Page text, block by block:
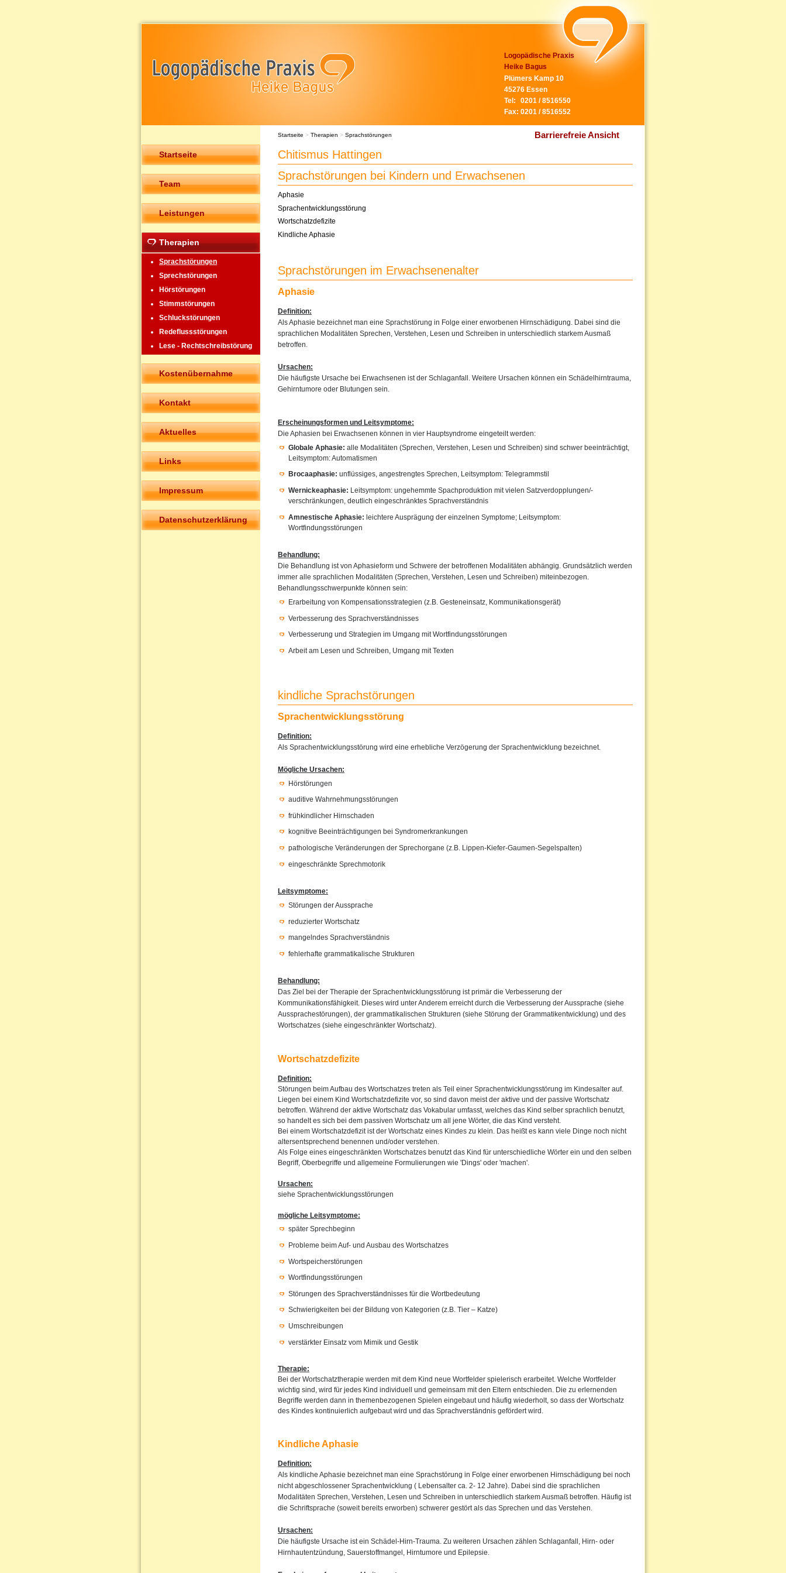
Logopädische Praxis
Heike Bagus
Plümers Kamp 10
45276 Essen
Tel:
0201 / 8516550
Fax: 0201 / 8516552
Barrierefreie Ansicht
Startseite
Team
Leistungen
Therapien
Sprachstörungen
Sprechstörungen
Hörstörungen
Stimmstörungen
Schluckstörungen
Redeflussstörungen
Lese - Rechtschreibstörung
Kostenübernahme
Kontakt
Aktuelles
Links
Impressum
Datenschutzerklärung
Startseite > Therapien > Sprachstörungen
Chitismus Hattingen
Sprachstörungen bei Kindern und Erwachsenen
Aphasie
Sprachentwicklungsstörung
Wortschatzdefizite
Kindliche Aphasie
Sprachstörungen im Erwachsenenalter
Aphasie
Definition:
Als Aphasie bezeichnet man eine Sprachstörung in Folge einer erworbenen Hirnschädigung. Dabei sind die
sprachlichen Modalitäten Sprechen, Verstehen, Lesen und Schreiben in unterschiedlich starkem Ausmaß
betroffen.
Ursachen:
Die häufigste Ursache bei Erwachsenen ist der Schlaganfall. Weitere Ursachen können ein Schädelhirntrauma,
Gehirntumore oder Blutungen sein.
Erscheinungsformen und Leitsymptome:
Die Aphasien bei Erwachsenen können in vier Hauptsyndrome eingeteilt werden:
Globale Aphasie: alle Modalitäten (Sprechen, Verstehen, Lesen und Schreiben) sind schwer beeinträchtigt,
Leitsymptom: Automatismen
Brocaaphasie: unflüssiges, angestrengtes Sprechen, Leitsymptom: Telegrammstil
Wernickeaphasie: Leitsymptom: ungehemmte Spachproduktion mit vielen Satzverdopplungen/-
verschränkungen, deutlich eingeschränktes Sprachverständnis
Amnestische Aphasie: leichtere Ausprägung der einzelnen Symptome; Leitsymptom:
Wortfindungsstörungen
Behandlung:
Die Behandlung ist von Aphasieform und Schwere der betroffenen Modalitäten abhängig. Grundsätzlich werden
immer alle sprachlichen Modalitäten (Sprechen, Verstehen, Lesen und Schreiben) miteinbezogen.
Behandlungsschwerpunkte können sein:
Erarbeitung von Kompensationsstrategien (z.B. Gesteneinsatz, Kommunikationsgerät)
Verbesserung des Sprachverständnisses
Verbesserung und Strategien im Umgang mit Wortfindungsstörungen
Arbeit am Lesen und Schreiben, Umgang mit Texten
kindliche Sprachstörungen
Sprachentwicklungsstörung
Definition:
Als Sprachentwicklungsstörung wird eine erhebliche Verzögerung der Sprachentwicklung bezeichnet.
Mögliche Ursachen:
Hörstörungen
auditive Wahrnehmungsstörungen
frühkindlicher Hirnschaden
kognitive Beeinträchtigungen bei Syndromerkrankungen
pathologische Veränderungen der Sprechorgane (z.B. Lippen-Kiefer-Gaumen-Segelspalten)
eingeschränkte Sprechmotorik
Leitsymptome:
Störungen der Aussprache
reduzierter Wortschatz
mangelndes Sprachverständnis
fehlerhafte grammatikalische Strukturen
Behandlung:
Das Ziel bei der Therapie der Sprachentwicklungsstörung ist primär die Verbesserung der
Kommunikationsfähigkeit. Dieses wird unter Anderem erreicht durch die Verbesserung der Aussprache (siehe
Aussprachestörungen), der grammatikalischen Strukturen (siehe Störung der Grammatikentwicklung) und des
Wortschatzes (siehe eingeschränkter Wortschatz).
Wortschatzdefizite
Definition:
Störungen beim Aufbau des Wortschatzes treten als Teil einer Sprachentwicklungsstörung im Kindesalter auf.
Liegen bei einem Kind Wortschatzdefizite vor, so sind davon meist der aktive und der passive Wortschatz
betroffen. Während der aktive Wortschatz das Vokabular umfasst, welches das Kind selber sprachlich benutzt,
so handelt es sich bei dem passiven Wortschatz um all jene Wörter, die das Kind versteht.
Bei einem Wortschatzdefizit ist der Wortschatz eines Kindes zu klein. Das heißt es kann viele Dinge noch nicht
altersentsprechend benennen und/oder verstehen.
Als Folge eines eingeschränkten Wortschatzes benutzt das Kind für unterschiedliche Wörter ein und den selben
Begriff, Oberbegriffe und allgemeine Formulierungen wie 'Dings' oder 'machen'.
Ursachen:
siehe Sprachentwicklungsstörungen
mögliche Leitsymptome:
später Sprechbeginn
Probleme beim Auf- und Ausbau des Wortschatzes
Wortspeicherstörungen
Wortfindungsstörungen
Störungen des Sprachverständnisses für die Wortbedeutung
Schwierigkeiten bei der Bildung von Kategorien (z.B. Tier – Katze)
Umschreibungen
verstärkter Einsatz vom Mimik und Gestik
Therapie:
Bei der Wortschatztherapie werden mit dem Kind neue Wortfelder spielerisch erarbeitet. Welche Wortfelder
wichtig sind, wird für jedes Kind individuell und gemeinsam mit den Eltern entschieden. Die zu erlernenden
Begriffe werden dann in themenbezogenen Spielen eingebaut und häufig wiederholt, so dass der Wortschatz
des Kindes kontinuierlich aufgebaut wird und das Sprachverständnis gefördert wird.
Kindliche Aphasie
Definition:
Als kindliche Aphasie bezeichnet man eine Sprachstörung in Folge einer erworbenen Hirnschädigung bei noch
nicht abgeschlossener Sprachentwicklung ( Lebensalter ca. 2- 12 Jahre). Dabei sind die sprachlichen
Modalitäten Sprechen, Verstehen, Lesen und Schreiben in unterschiedlich starkem Ausmaß betroffen. Häufig ist
die Schriftsprache (soweit bereits erworben) schwerer gestört als das Sprechen und das Verstehen.
Ursachen:
Die häufigste Ursache ist ein Schädel-Hirn-Trauma. Zu weiteren Ursachen zählen Schlaganfall, Hirn- oder
Hirnhautentzündung, Sauerstoffmangel, Hirntumore und Epilepsie.